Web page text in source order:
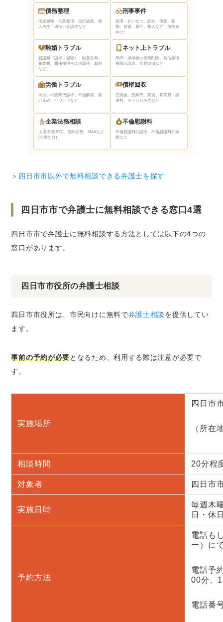
トラブルの証拠や資料をできるだけ持参する
弁護士への質問事項をメモしておく
どう解決して欲しいか、希望するゴール（結
末）を考えておく
さいごに
債務整理
借金減額、任意整理、自己破産、個
人再生、過払い金請求など
刑事事件
痴漢・わいせつ、詐欺、傷害、薬
物、窃盗、暴行、殺人など（加害者
向け）
離婚トラブル
慰謝料（請求・減額）、財産分与、
養育費、親権獲得その他調停、裁判
など
ネット上トラブル
SNS・掲示板の投稿削除、発信者情
報開示請求、名誉毀損など
労働トラブル
未払いの残業代請求、不当解雇、雇
い止め、パワハラなど
債権回収
売掛金、残業代、家賃、養育費・慰
謝料、キャンセル代など
企業法務相談
上場準備(IPO)、契約法務、M&Aなど
(企業向け)
不倫慰謝料
不倫慰謝料の請求、不倫慰謝料の減
額など
＞四日市市以外で無料相談できる弁護士を探す
四日市市で弁護士に無料相談できる窓口4選
四日市市で弁護士に無料相談する方法としては以下の4つの
窓口があります。
四日市市役所の弁護士相談
四日市市役所は、市民向けに無料で弁護士相談を提供してい
ます。
事前の予約が必要となるため、利用する際は注意が必要で
す。
実施場所
四日市
（所在
相談時間 20分程
対象者 四日市
実施日時
毎週木
日・休
予約方法
電話も
ー）に
電話予
00分、
電話番